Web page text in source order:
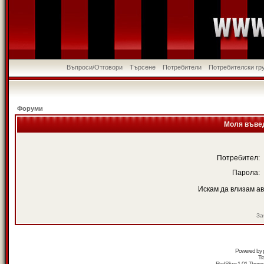
Въпроси/Отговори Търсене Потребители Потребителски
Форуми
Моля
Потребител:
Парола:
Искам да влизам
Powered by